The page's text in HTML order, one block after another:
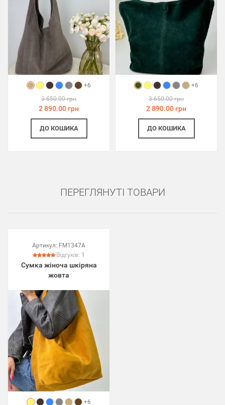
+6
3 650.00 грн
2 890.00 грн
ДО КОШИКА
+6
3 650.00 грн
2 890.00 грн
ДО КОШИКА
ПЕРЕГЛЯНУТІ ТОВАРИ
Артикул: FM1347A
Відгуків: 1
Сумка жіноча шкіряна
жовта
+6